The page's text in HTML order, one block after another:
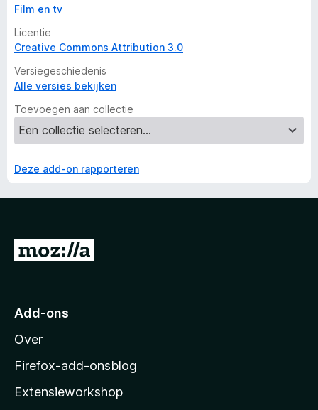
Film en tv
Licentie
Creative Commons Attribution 3.0
Versiegeschiedenis
Alle versies bekijken
Toevoegen aan collectie
Deze add-on rapporteren
N
r
o
z
l
Add-ons
Over
Firefox-add-onsblog
Extensieworkshop